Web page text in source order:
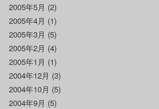
2005年5月 (2)
2005年4月 (1)
2005年3月 (5)
2005年2月 (4)
2005年1月 (1)
2004年12月 (3)
2004年10月 (5)
2004年9月 (5)